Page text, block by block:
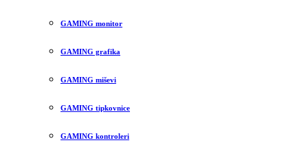
GAMING monitor
GAMING grafika
GAMING miševi
GAMING tipkovnice
GAMING kontroleri